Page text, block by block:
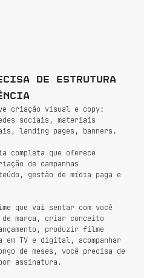
de estrutura
criação visual e copy:
sociais, materiais
landing pages, banners.
completa que oferece
de campanhas
gestão de mídia paga e
que vai sentar com você
marca, criar conceito
produzir filme
TV e digital, acompanhar
de meses, você precisa de
assinatura.